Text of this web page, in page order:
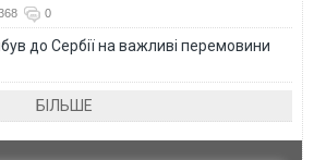
0
до Сербії на важливі перемовини
БІЛЬШЕ